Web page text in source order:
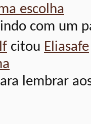
escolha
com um
citou Eliasafe
lembrar